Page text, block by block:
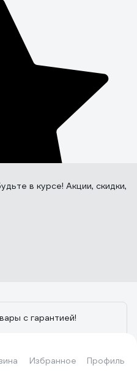
Избранное Профиль
в курсе! Акции, скидки,
с гарантией!